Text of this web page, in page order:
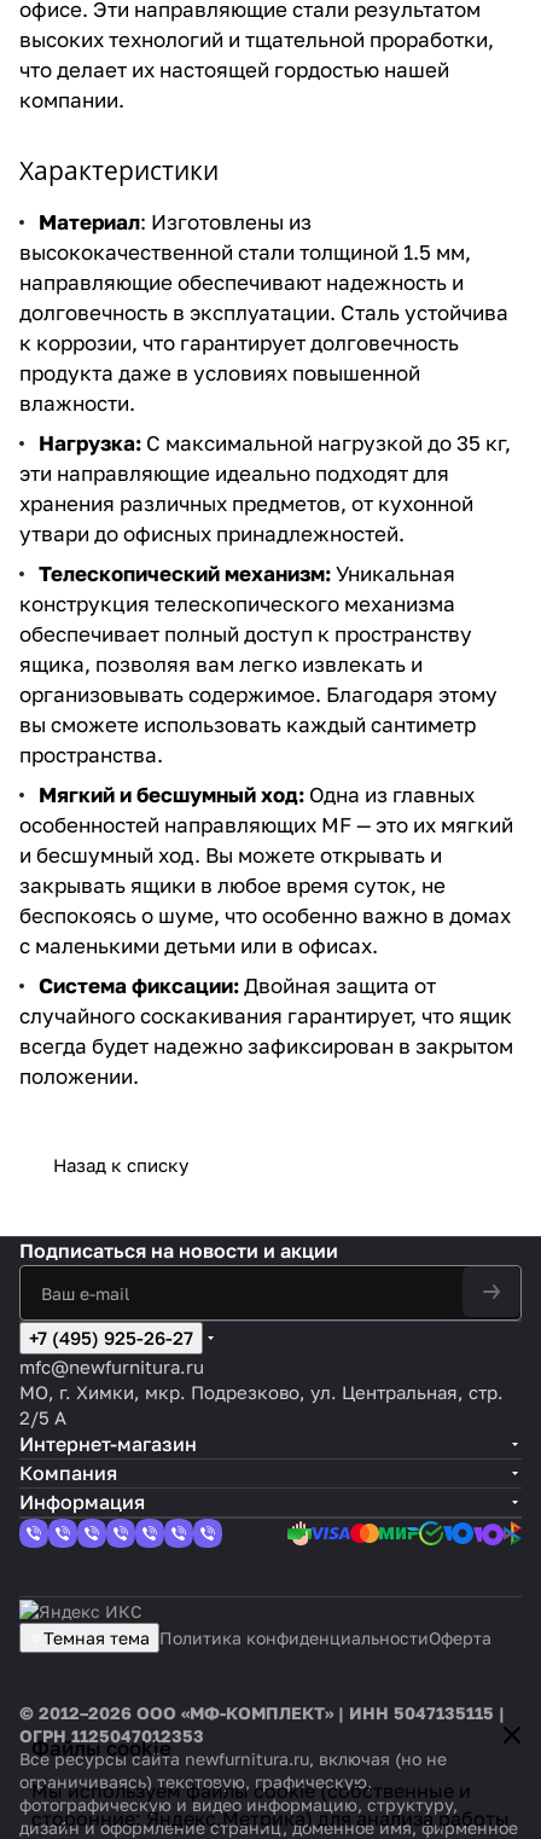
офисе. Эти направляющие стали результатом
высоких технологий и тщательной проработки,
что делает их настоящей гордостью нашей
компании.
Характеристики
Материал: Изготовлены из
высококачественной стали толщиной 1.5 мм,
направляющие обеспечивают надежность и
долговечность в эксплуатации. Сталь устойчива
к коррозии, что гарантирует долговечность
продукта даже в условиях повышенной
влажности.
Нагрузка: С максимальной нагрузкой до 35 кг,
эти направляющие идеально подходят для
хранения различных предметов, от кухонной
утвари до офисных принадлежностей.
Телескопический механизм:Уникальная
конструкция телескопического механизма
обеспечивает полный доступ к пространству
ящика, позволяя вам легко извлекать и
организовывать содержимое. Благодаря этому
вы сможете использовать каждый сантиметр
пространства.
Мягкий и бесшумный ход: Одна из главных
особенностей направляющих MF — это их мягкий
и бесшумный ход. Вы можете открывать и
закрывать ящики в любое время суток, не
беспокоясь о шуме, что особенно важно в домах
с маленькими детьми или в офисах.
Система фиксации:Двойная защита от
случайного соскакивания гарантирует, что ящик
всегда будет надежно зафиксирован в закрытом
положении.
Назад к списку
Файлы cookie
Мы используем файлы cookie (собственные и
сторонние: Яндекс.Метрика) для анализа работы
Подписаться на новости и акции
+7 (495) 925-26-27
mfc@newfurnitura.ru
МО, г. Химки, мкр. Подрезково, ул. Центральная, стр.
2/5 А
Интернет-магазин
Компания
Информация
Темная тема Политика конфиденциальностиОферта
© 2012–2026 ООО «МФ-КОМПЛЕКТ» | ИНН 5047135115 |
ОГРН 1125047012353
Все ресурсы сайта newfurnitura.ru, включая (но не
ограничиваясь) текстовую, графическую,
фотографическую и видео информацию, структуру,
дизайн и оформление страниц, доменное имя, фирменное